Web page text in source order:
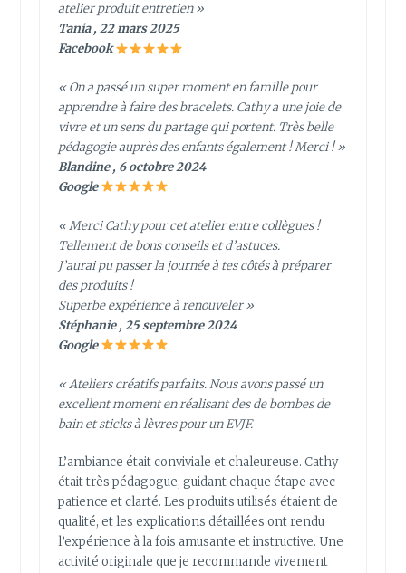
atelier produit entretien »
Tania , 22 mars 2025
Facebook
« On a passé un super moment en famille pour
apprendre à faire des bracelets. Cathy a une joie de
vivre et un sens du partage qui portent. Très belle
pédagogie auprès des enfants également ! Merci ! »
Blandine , 6 octobre 2024
Google
« Merci Cathy pour cet atelier entre collègues !
Tellement de bons conseils et d’astuces.
J’aurai pu passer la journée à tes côtés à préparer
des produits !
Superbe expérience à renouveler »
Stéphanie , 25 septembre 2024
Google
« Ateliers créatifs parfaits. Nous avons passé un
excellent moment en réalisant des de bombes de
bain et sticks à lèvres pour un EVJF.
L’ambiance était conviviale et chaleureuse. Cathy
était très pédagogue, guidant chaque étape avec
patience et clarté. Les produits utilisés étaient de
qualité, et les explications détaillées ont rendu
l’expérience à la fois amusante et instructive. Une
activité originale que je recommande vivement